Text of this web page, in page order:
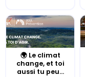
🌍 Le climat
change, et toi
aussi tu peu...